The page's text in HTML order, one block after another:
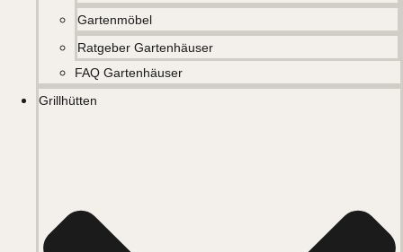
Gartenmöbel
Ratgeber Gartenhäuser
FAQ Gartenhäuser
Grillhütten